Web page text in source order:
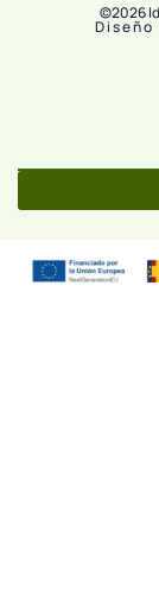
©2026
Diseño